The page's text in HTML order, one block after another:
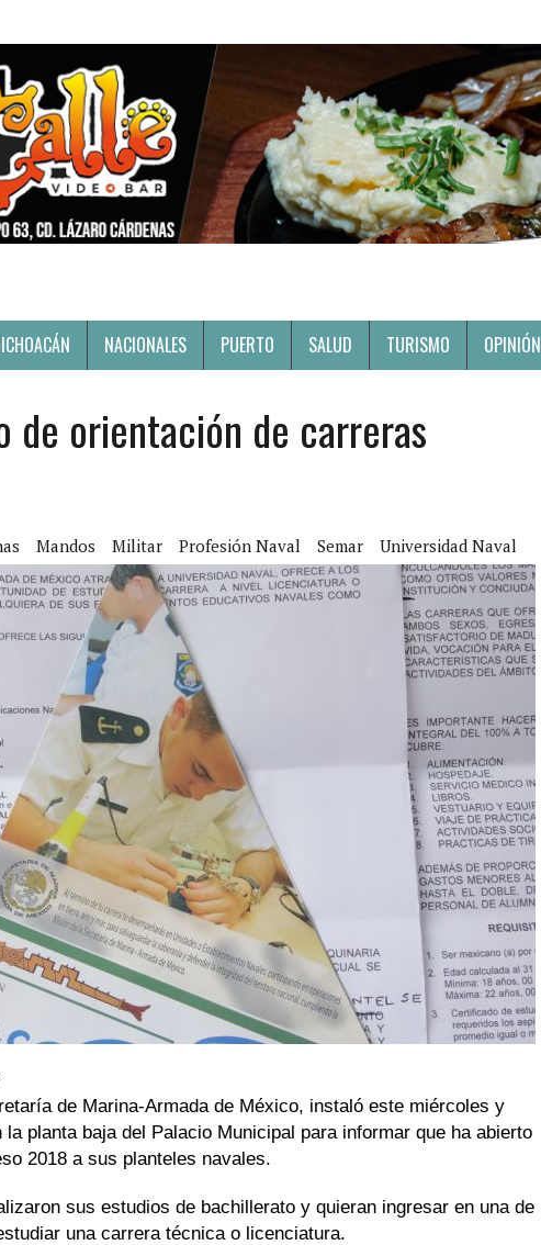
NACIONALES PUERTO SALUD TURISMO OPINIÓN
de orientación de carreras
Mandos Militar Profesión Naval Semar Universidad Naval
de Marina-Armada de México, instaló este miércoles y
planta baja del Palacio Municipal para informar que ha abierto
2018 a sus planteles navales.
sus estudios de bachillerato y quieran ingresar en una de
una carrera técnica o licenciatura.